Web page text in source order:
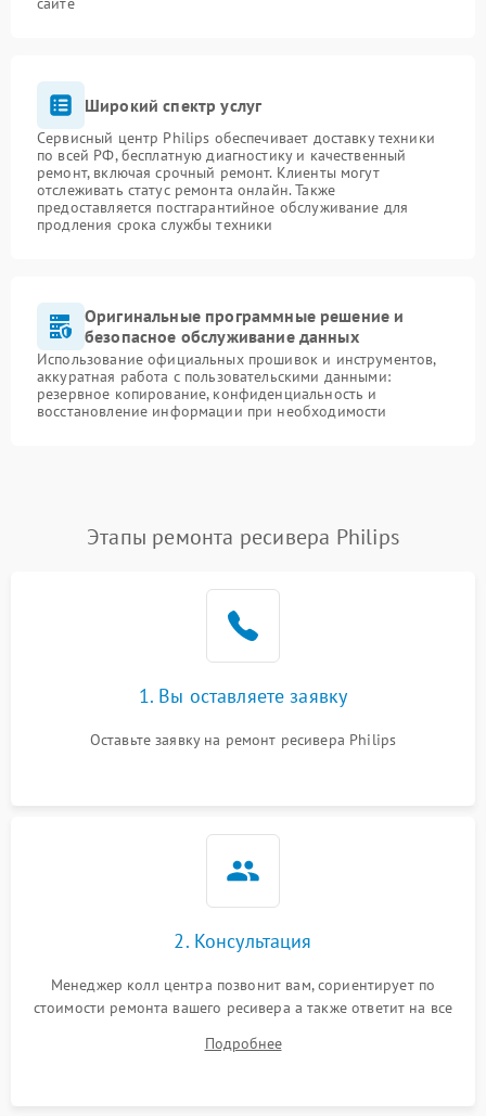
Широкий спектр услуг
Сервисный центр Philips обеспечивает доставку техники
по всей РФ, бесплатную диагностику и качественный
ремонт, включая срочный ремонт. Клиенты могут
отслеживать статус ремонта онлайн. Также
предоставляется постгарантийное обслуживание для
продления срока службы техники
Оригинальные программные решение и
безопасное обслуживание данных
Использование официальных прошивок и инструментов,
аккуратная работа с пользовательскими данными:
резервное копирование, конфиденциальность и
восстановление информации при необходимости
Этапы ремонта ресивера Philips
1. Вы оставляете заявку
Оставьте заявку на ремонт ресивера Philips
2. Консультация
Менеджер колл центра позвонит вам, сориентирует по
стоимости ремонта вашего ресивера а также ответит на все
Подробнее